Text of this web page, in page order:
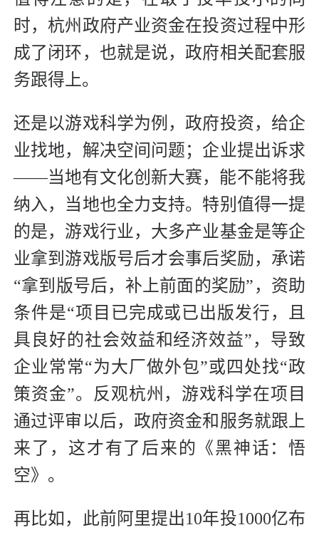
时，杭州政府产业资金在投资过程中形
成了闭环，也就是说，政府相关配套服
务跟得上。
还是以游戏科学为例，政府投资，给企
业找地，解决空间问题；企业提出诉求
——当地有文化创新大赛，能不能将我
纳入，当地也全力支持。特别值得一提
的是，游戏行业，大多产业基金是等企
业拿到游戏版号后才会事后奖励，承诺
“拿到版号后，补上前面的奖励”，资助
条件是“项目已完成或已出版发行，且
具良好的社会效益和经济效益”，导致
企业常常“为大厂做外包”或四处找“政
策资金”。反观杭州，游戏科学在项目
通过评审以后，政府资金和服务就跟上
来了，这才有了后来的《黑神话：悟
空》。
再比如，此前阿里提出10年投1000亿布